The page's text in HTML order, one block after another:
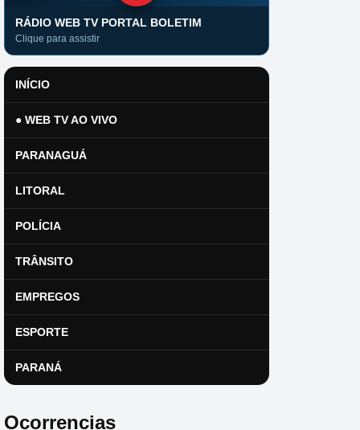
RÁDIO WEB TV PORTAL BOLETIM
Clique para assistir
INÍCIO
● WEB TV AO VIVO
PARANAGUÁ
LITORAL
POLÍCIA
TRÂNSITO
EMPREGOS
ESPORTE
PARANÁ
Ocorrencias